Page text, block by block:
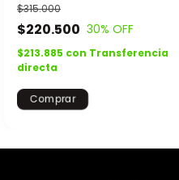
$220.500
$315.000
30% OFF
$213.885 con Transferencia
directa